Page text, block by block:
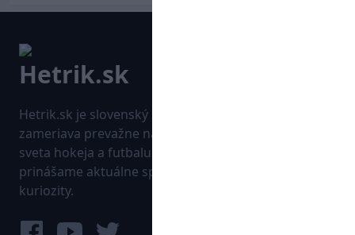
Hetrik.sk je slovenský športový portál, ktorý sa
zameriava prevažne na najnovšie informácie zo
sveta hokeja a futbalu. Pravidelne na dennej báze
prinášame aktuálne správy, góly, zaujímavosti a
kuriozity.